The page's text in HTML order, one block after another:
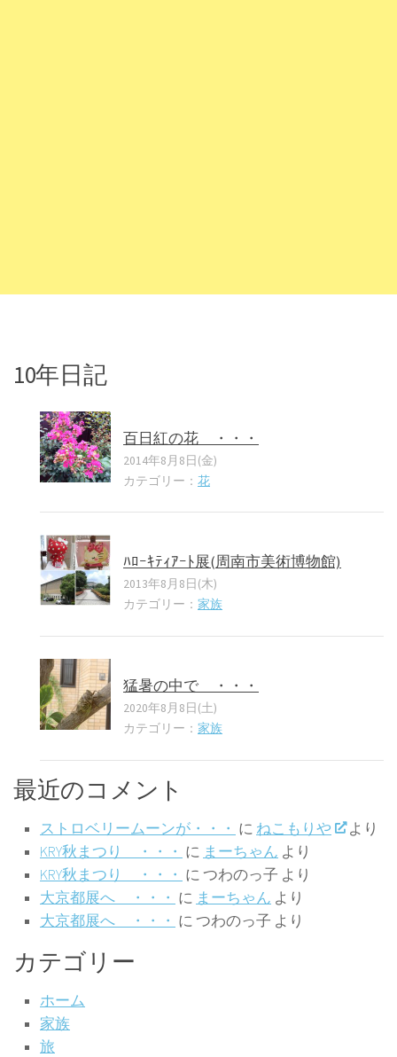
10年日記
百日紅の花 ・・・
2014年8月8日(金)
カテゴリー： 花
ﾊﾛｰｷﾃｨｱｰﾄ展(周南市美術博物館)
2013年8月8日(木)
カテゴリー： 家族
猛暑の中で ・・・
2020年8月8日(土)
カテゴリー： 家族
最近のコメント
ストロベリームーンが・・・ に ねこもりや
より
KRY秋まつり ・・・ に まーちゃん より
KRY秋まつり ・・・ に つわのっ子 より
大京都展へ ・・・ に まーちゃん より
大京都展へ ・・・ に つわのっ子 より
カテゴリー
ホーム
家族
旅